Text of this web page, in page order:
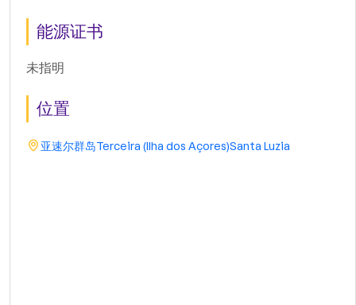
能源证书
未指明
位置
亚速尔群岛Terceira (Ilha dos Açores)Santa Luzia